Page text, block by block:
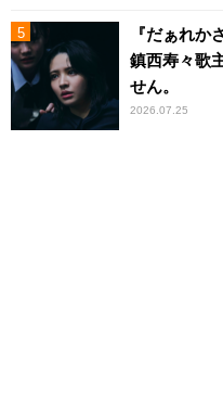
『だぁれか
鎮西寿々歌
せん。
2026.07.25